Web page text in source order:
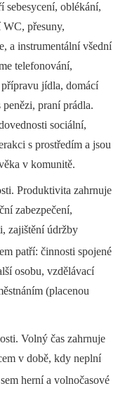
oblékání,
přesuny,
a instrumentální všední
telefonování,
jídla, domácí
praní prádla.
sociální,
s prostředím a jsou
v komunitě.
Produktivita zahrnuje
zabezpečení,
zajištění údržby
patří: činnosti spojené
osobu, vzdělávací
(placenou
Volný čas zahrnuje
v době, kdy neplní
herní a volnočasové